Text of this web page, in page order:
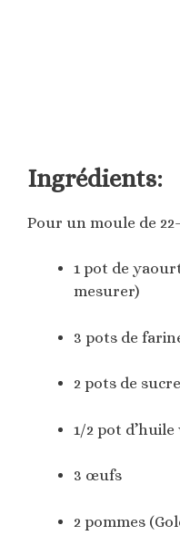
Ingrédients:
Pour un moule de
1 pot de
mesurer)
3 pots de
2 pots de sucre
1/2 pot d’huile
3 œufs
2 pommes